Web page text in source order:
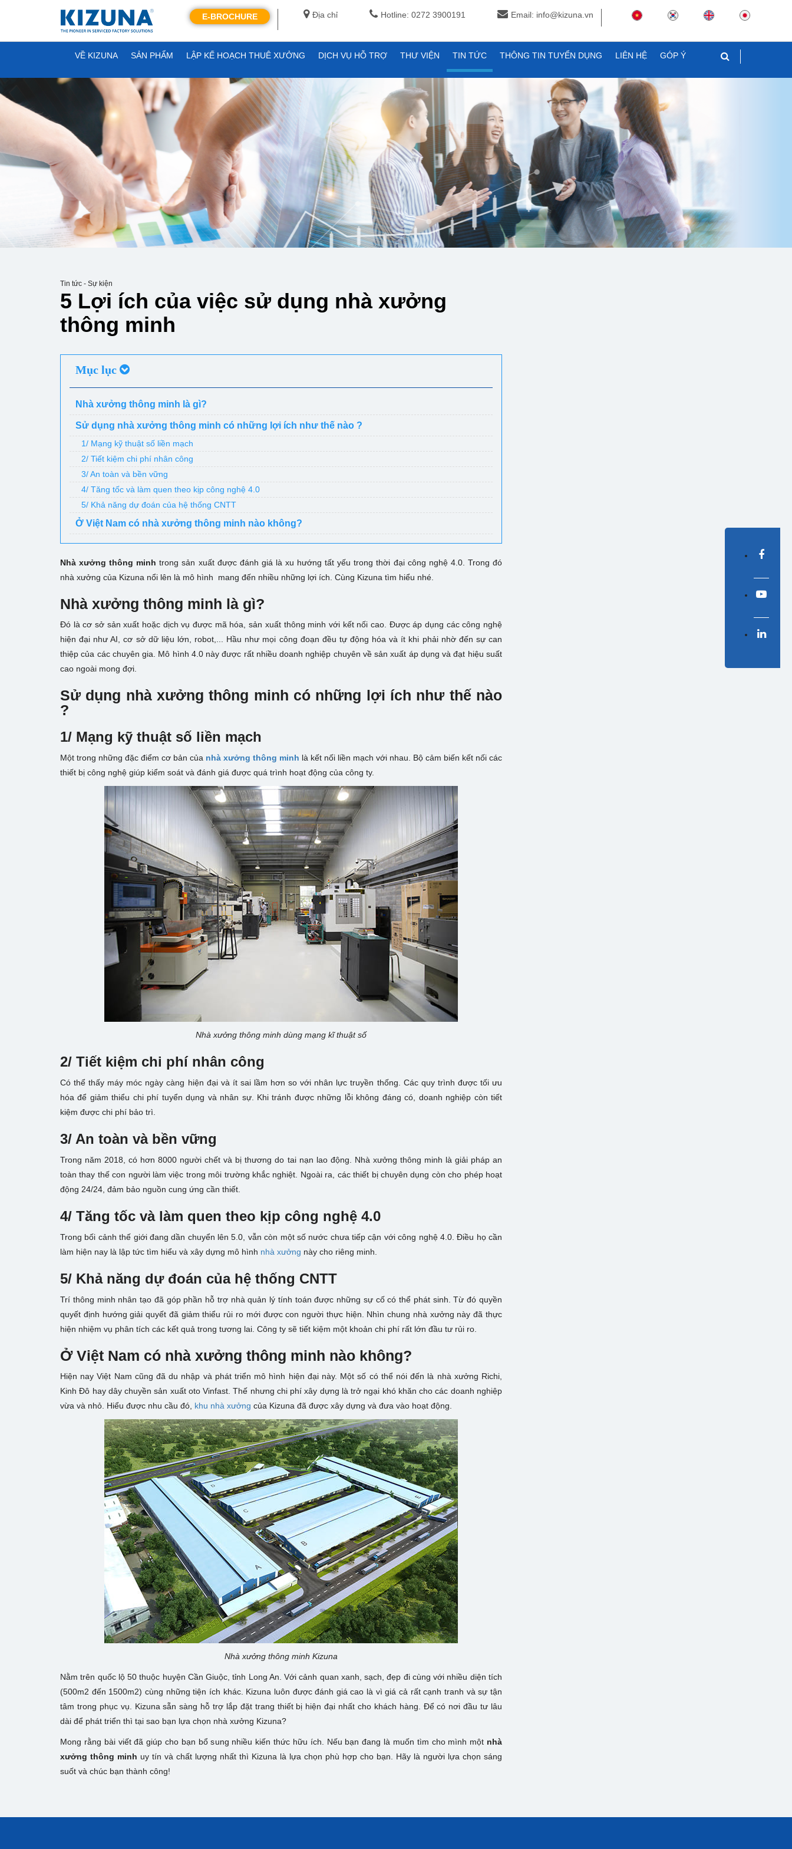
Địa chỉ Hotline: 0272 3900191 Email: info@kizuna.vn
E-BROCHURE
VỀ KIZUNA SẢN PHẨM LẬP KẾ HOẠCH THUÊ XƯỞNG DỊCH VỤ HỖ TRỢ THƯ VIỆN TIN TỨC THÔNG TIN TUYỂN DỤNG LIÊN HỆ GÓP Ý
Tin tức - Sự kiện
5 Lợi ích của việc sử dụng nhà xưởng
thông minh
Mục lục
Nhà xưởng thông minh là gì?
Sử dụng nhà xưởng thông minh có những lợi ích như thế nào ?
1/ Mạng kỹ thuật số liền mạch
2/ Tiết kiệm chi phí nhân công
3/ An toàn và bền vững
4/ Tăng tốc và làm quen theo kịp công nghệ 4.0
5/ Khả năng dự đoán của hệ thống CNTT
Ở Việt Nam có nhà xưởng thông minh nào không?
Nhà xưởng thông minh trong sản xuất được đánh giá là xu hướng tất yếu trong thời đại công nghệ 4.0. Trong đó
nhà xưởng của Kizuna nổi lên là mô hình mang đến nhiều những lợi ích. Cùng Kizuna tìm hiểu nhé.
Nhà xưởng thông minh là gì?
Đó là cơ sở sản xuất hoặc dịch vụ được mã hóa, sản xuất thông minh với kết nối cao. Được áp dụng các công nghệ
hiện đại như AI, cơ sở dữ liệu lớn, robot,... Hầu như mọi công đoạn đều tự động hóa và ít khi phải nhờ đến sự can
thiệp của các chuyên gia. Mô hình 4.0 này được rất nhiều doanh nghiệp chuyên về sản xuất áp dụng và đạt hiệu suất
cao ngoài mong đợi.
Sử dụng nhà xưởng thông minh có những lợi ích như thế nào
?
1/ Mạng kỹ thuật số liền mạch
Một trong những đặc điểm cơ bản của nhà xưởng thông minh là kết nối liền mạch với nhau. Bộ cảm biến kết nối các
thiết bị công nghệ giúp kiểm soát và đánh giá được quá trình hoạt động của công ty.
Nhà xưởng thông minh dùng mạng kĩ thuật số
2/ Tiết kiệm chi phí nhân công
Có thể thấy máy móc ngày càng hiện đại và ít sai lầm hơn so với nhân lực truyền thống. Các quy trình được tối ưu
hóa để giảm thiểu chi phí tuyển dụng và nhân sự. Khi tránh được những lỗi không đáng có, doanh nghiệp còn tiết
kiệm được chi phí bảo trì.
3/ An toàn và bền vững
Trong năm 2018, có hơn 8000 người chết và bị thương do tai nạn lao động. Nhà xưởng thông minh là giải pháp an
toàn thay thế con người làm việc trong môi trường khắc nghiệt. Ngoài ra, các thiết bị chuyên dụng còn cho phép hoạt
động 24/24, đảm bảo nguồn cung ứng cần thiết.
4/ Tăng tốc và làm quen theo kịp công nghệ 4.0
Trong bối cảnh thế giới đang dần chuyển lên 5.0, vẫn còn một số nước chưa tiếp cận với công nghệ 4.0. Điều họ cần
làm hiện nay là lập tức tìm hiểu và xây dựng mô hình nhà xưởng này cho riêng minh.
5/ Khả năng dự đoán của hệ thống CNTT
Trí thông minh nhân tạo đã góp phần hỗ trợ nhà quản lý tính toán được những sự cố có thể phát sinh. Từ đó quyền
quyết định hướng giải quyết đã giảm thiểu rủi ro mới được con người thực hiện. Nhìn chung nhà xưởng này đã thực
hiện nhiệm vụ phân tích các kết quả trong tương lai. Công ty sẽ tiết kiệm một khoản chi phí rất lớn đầu tư rủi ro.
Ở Việt Nam có nhà xưởng thông minh nào không?
Hiện nay Việt Nam cũng đã du nhập và phát triển mô hình hiện đại này. Một số có thể nói đến là nhà xưởng Richi,
Kinh Đô hay dây chuyền sản xuất oto Vinfast. Thế nhưng chi phí xây dựng là trở ngại khó khăn cho các doanh nghiệp
vừa và nhỏ. Hiểu được nhu cầu đó, khu nhà xưởng của Kizuna đã được xây dựng và đưa vào hoạt động.
Nhà xưởng thông minh Kizuna
Nằm trên quốc lộ 50 thuộc huyện Cần Giuộc, tỉnh Long An. Với cảnh quan xanh, sạch, đẹp đi cùng với nhiều diện tích
(500m2 đến 1500m2) cùng những tiện ích khác. Kizuna luôn được đánh giá cao là vì giá cả rất cạnh tranh và sự tận
tâm trong phục vụ. Kizuna sẵn sàng hỗ trợ lắp đặt trang thiết bị hiện đại nhất cho khách hàng. Để có nơi đầu tư lâu
dài để phát triển thì tại sao bạn lựa chọn nhà xưởng Kizuna?
Mong rằng bài viết đã giúp cho bạn bổ sung nhiều kiến thức hữu ích. Nếu bạn đang là muốn tìm cho mình một nhà
xưởng thông minh uy tín và chất lượng nhất thì Kizuna là lựa chọn phù hợp cho bạn. Hãy là người lựa chọn sáng
suốt và chúc bạn thành công!